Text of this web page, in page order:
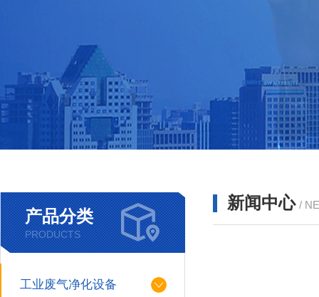
产品分类
PRODUCTS
工业废气净化设备
新闻中心 /